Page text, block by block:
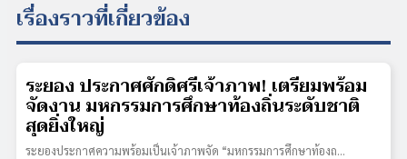
เรื่องราวที่เกี่ยวข้อง
ระยอง ประกาศศักดิ์ศรีเจ้าภาพ! เตรียมพร้อม
จัดงาน มหกรรมการศึกษาท้องถิ่นระดับชาติ
สุดยิ่งใหญ่
ระยองประกาศความพร้อมเป็นเจ้าภาพจัด “มหกรรมการศึกษาท้องถ…